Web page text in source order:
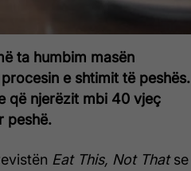
ta humbim masën
e shtimit të peshës.
që njerëzit mbi 40 vjeç
peshë.
Eat This, Not Thatse